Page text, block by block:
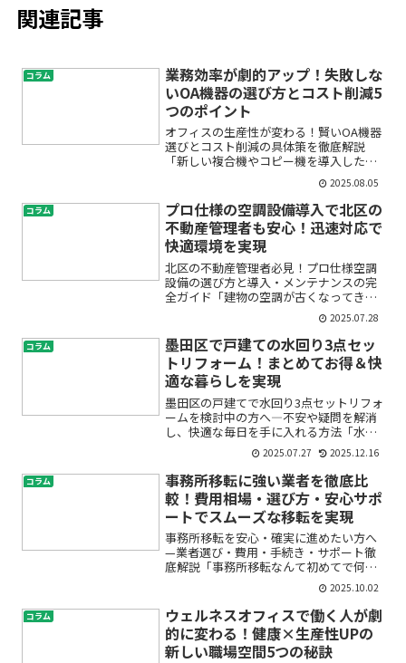
関連記事
コラム
業務効率が劇的アップ！失敗しな
いOA機器の選び方とコスト削減5
つのポイント
オフィスの生産性が変わる！賢いOA機器
選びとコスト削減の具体策を徹底解説
「新しい複合機やコピー機を導入したい
けど、どれが自社に合うのかわからな
い」「プリンターやFAX機のコストが膨
らんで困っている」「OA機器の選び方に
失敗したくない」。この...
2025.08.05
コラム
プロ仕様の空調設備導入で北区の
不動産管理者も安心！迅速対応で
快適環境を実現
北区の不動産管理者必見！プロ仕様空調
設備の選び方と導入・メンテナンスの完
全ガイド「建物の空調が古くなってきて
入居者からクレームが増えた」「どの空
調設備会社に頼めばいいか分からない」
「トラブル時の対応が遅くて困った」
……。北区の不動産管理者や...
2025.07.28
コラム
墨田区で戸建ての水回り3点セッ
トリフォーム！まとめてお得＆快
適な暮らしを実現
墨田区の戸建てで水回り3点セットリフォ
ームを検討中の方へ―不安や疑問を解消
し、快適な毎日を手に入れる方法「水回
りのリフォームって費用が高そう」「ど
こから手を付ければいいの？」「信頼で
きる業者をどう選べばいいか分からな
い」…そんなお悩みはあり...
2025.07.27 2025.12.16
コラム
事務所移転に強い業者を徹底比
較！費用相場・選び方・安心サポ
ートでスムーズな移転を実現
事務所移転を安心・確実に進めたい方へ
—業者選び・費用・手続き・サポート徹
底解説「事務所移転なんて初めてで何か
ら始めて良いか分からない」「オフィス
移転業者はどうやって選ぶの？」「費用
や手続き、見積もりのポイントが知りた
い」このような不安や疑問...
2025.10.02
コラム
ウェルネスオフィスで働く人が劇
的に変わる！健康×生産性UPの
新しい職場空間5つの秘訣